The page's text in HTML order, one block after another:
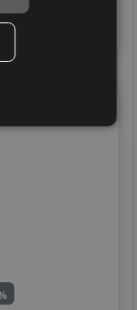
Adauga in cos